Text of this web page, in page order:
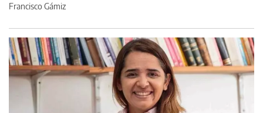
Francisco Gámiz